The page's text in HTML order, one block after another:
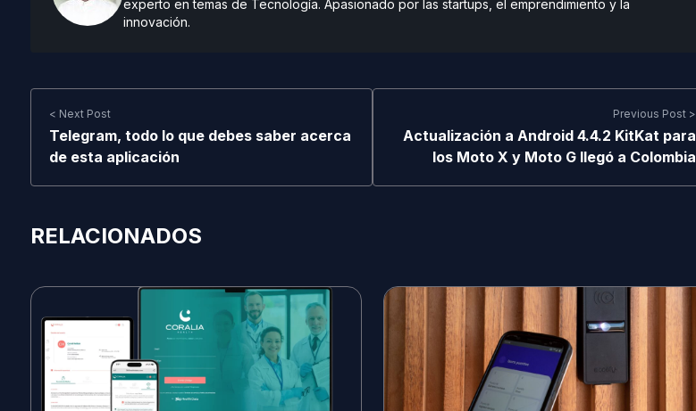
experto en temas de Tecnología. Apasionado por las startups, el emprendimiento y la
innovación.
< Next Post
Telegram, todo lo que debes saber acerca
de esta aplicación
Previous Post >
Actualización a Android 4.4.2 KitKat para
los Moto X y Moto G llegó a Colombia
RELACIONADOS